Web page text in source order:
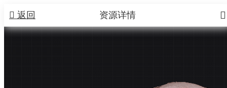
 返回 
资源详情